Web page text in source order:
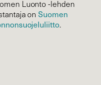
Luonto -lehden
onSuomen
.